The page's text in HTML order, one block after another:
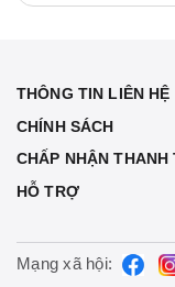
THÔNG TIN LIÊN HỆ
CHÍNH SÁCH
CHẤP NHẬN THANH
HỖ TRỢ
Mạng xã hội: